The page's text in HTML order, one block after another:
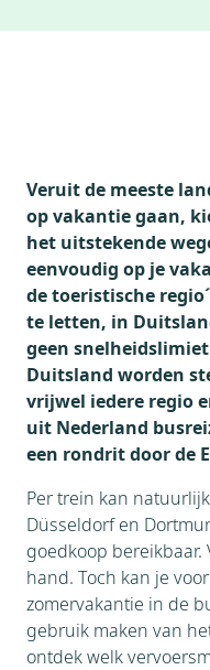
Weer
Veruit de meeste
op vakantie gaan,
het uitstekende
eenvoudig op je
de toeristische
te letten, in
geen
Duitsland worden
vrijwel iedere regio
uit Nederland
een rondrit door de
Per trein kan
Düsseldorf en
goedkoop
hand. Toch kan je
zomervakantie in de
gebruik maken van
ontdek welk